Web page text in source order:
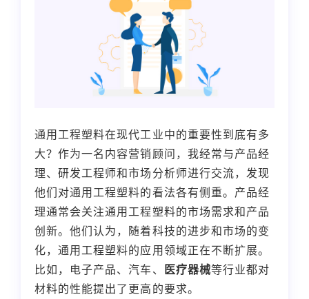
通用工程塑料在现代工业中的重要性到底有多
大？作为一名内容营销顾问，我经常与产品经
理、研发工程师和市场分析师进行交流，发现
他们对通用工程塑料的看法各有侧重。产品经
理通常会关注通用工程塑料的市场需求和产品
创新。他们认为，随着科技的进步和市场的变
化，通用工程塑料的应用领域正在不断扩展。
比如，电子产品、汽车、 医疗器械等行业都对
材料的性能提出了更高的要求。